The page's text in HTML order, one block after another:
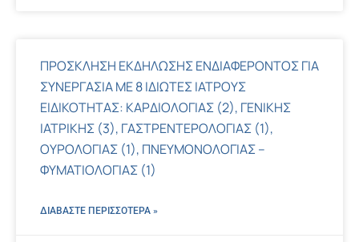
ΠΡΟΣΚΛΗΣΗ ΕΚΔΗΛΩΣΗΣ ΕΝΔΙΑΦΕΡΟΝΤΟΣ ΓΙΑ
ΣΥΝΕΡΓΑΣΙΑ ΜΕ 8 ΙΔΙΩΤΕΣ ΙΑΤΡΟΥΣ
ΕΙΔΙΚΟΤΗΤΑΣ: ΚΑΡΔΙΟΛΟΓΙΑΣ (2), ΓΕΝΙΚΗΣ
ΙΑΤΡΙΚΗΣ (3), ΓΑΣΤΡΕΝΤΕΡΟΛΟΓΙΑΣ (1),
ΟΥΡΟΛΟΓΙΑΣ (1), ΠΝΕΥΜΟΝΟΛΟΓΙΑΣ –
ΦΥΜΑΤΙΟΛΟΓΙΑΣ (1)
ΔΙΑΒΑΣΤΕ ΠΕΡΙΣΣΌΤΕΡΑ »